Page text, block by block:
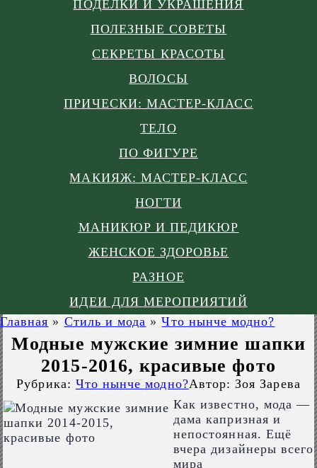
ПОДЕЛКИ И УКРАШЕНИЯ
ПОЛЕЗНЫЕ СОВЕТЫ
СЕКРЕТЫ КРАСОТЫ
ВОЛОСЫ
ПРИЧЕСКИ: МАСТЕР-КЛАСС
ТЕЛО
ПО ФИГУРЕ
МАКИЯЖ: МАСТЕР-КЛАСС
НОГТИ
МАНИКЮР И ПЕДИКЮР
ЖЕНСКОЕ ЗДОРОВЬЕ
РАЗНОЕ
ИДЕИ ДЛЯ МЕРОПРИЯТИЙ
Главная » Стиль и мода » Что нынче модно?
Модные мужские зимние шапки
2015-2016, красивые фото
Рубрика: Что нынче модно?Автор: Зоя Зарева
Как известно, мода —
дама капризная и
непостоянная. Ещё
вчера дизайнеры всего
мира